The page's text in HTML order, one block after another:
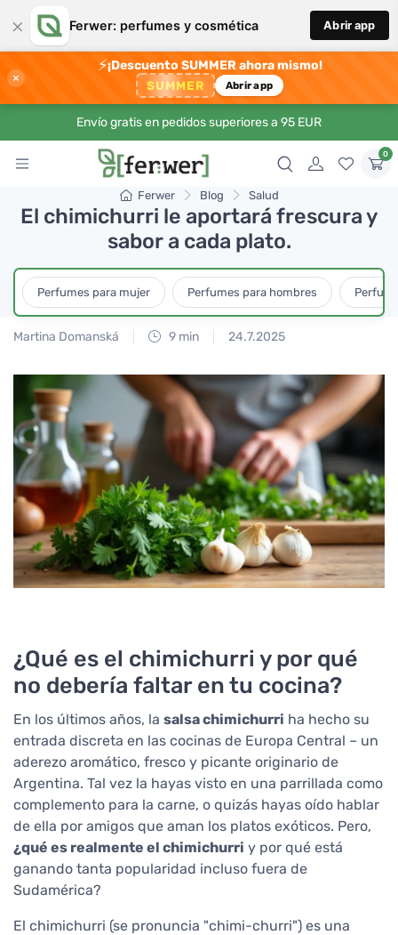
× Ferwer: perfumes y cosmética Abrir app
×
⚡¡Descuento SUMMER ahora mismo!
SUMMER Abrir app
Envío gratis en pedidos superiores a 95 EUR
0
Ferwer Blog Salud
El chimichurri le aportará frescura y
sabor a cada plato.
Perfumes para mujer Perfumes para hombres
Martina Domanská 9 min 24.7.2025
¿Qué es el chimichurri y por qué
no debería faltar en tu cocina?
En los últimos años, la salsa chimichurri ha hecho su
entrada discreta en las cocinas de Europa Central – un
aderezo aromático, fresco y picante originario de
Argentina. Tal vez la hayas visto en una parrillada como
complemento para la carne, o quizás hayas oído hablar
de ella por amigos que aman los platos exóticos. Pero,
¿qué es realmente el chimichurri y por qué está
ganando tanta popularidad incluso fuera de
Sudamérica?
El chimichurri (se pronuncia "chimi-churri") es una